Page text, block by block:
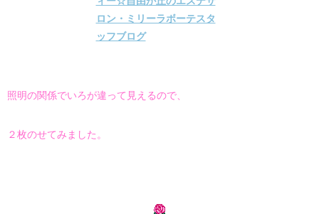
照明の関係でいろが違って見えるので、
２枚のせてみました。